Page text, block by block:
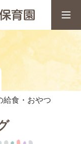
給食・おやつ